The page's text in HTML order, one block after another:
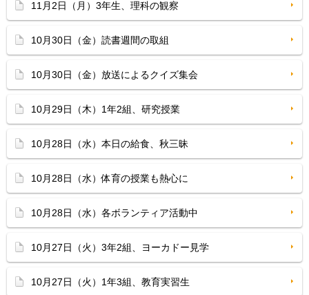
11月2日（月）3年生、理科の観察
10月30日（金）読書週間の取組
10月30日（金）放送によるクイズ集会
10月29日（木）1年2組、研究授業
10月28日（水）本日の給食、秋三昧
10月28日（水）体育の授業も熱心に
10月28日（水）各ボランティア活動中
10月27日（火）3年2組、ヨーカドー見学
10月27日（火）1年3組、教育実習生